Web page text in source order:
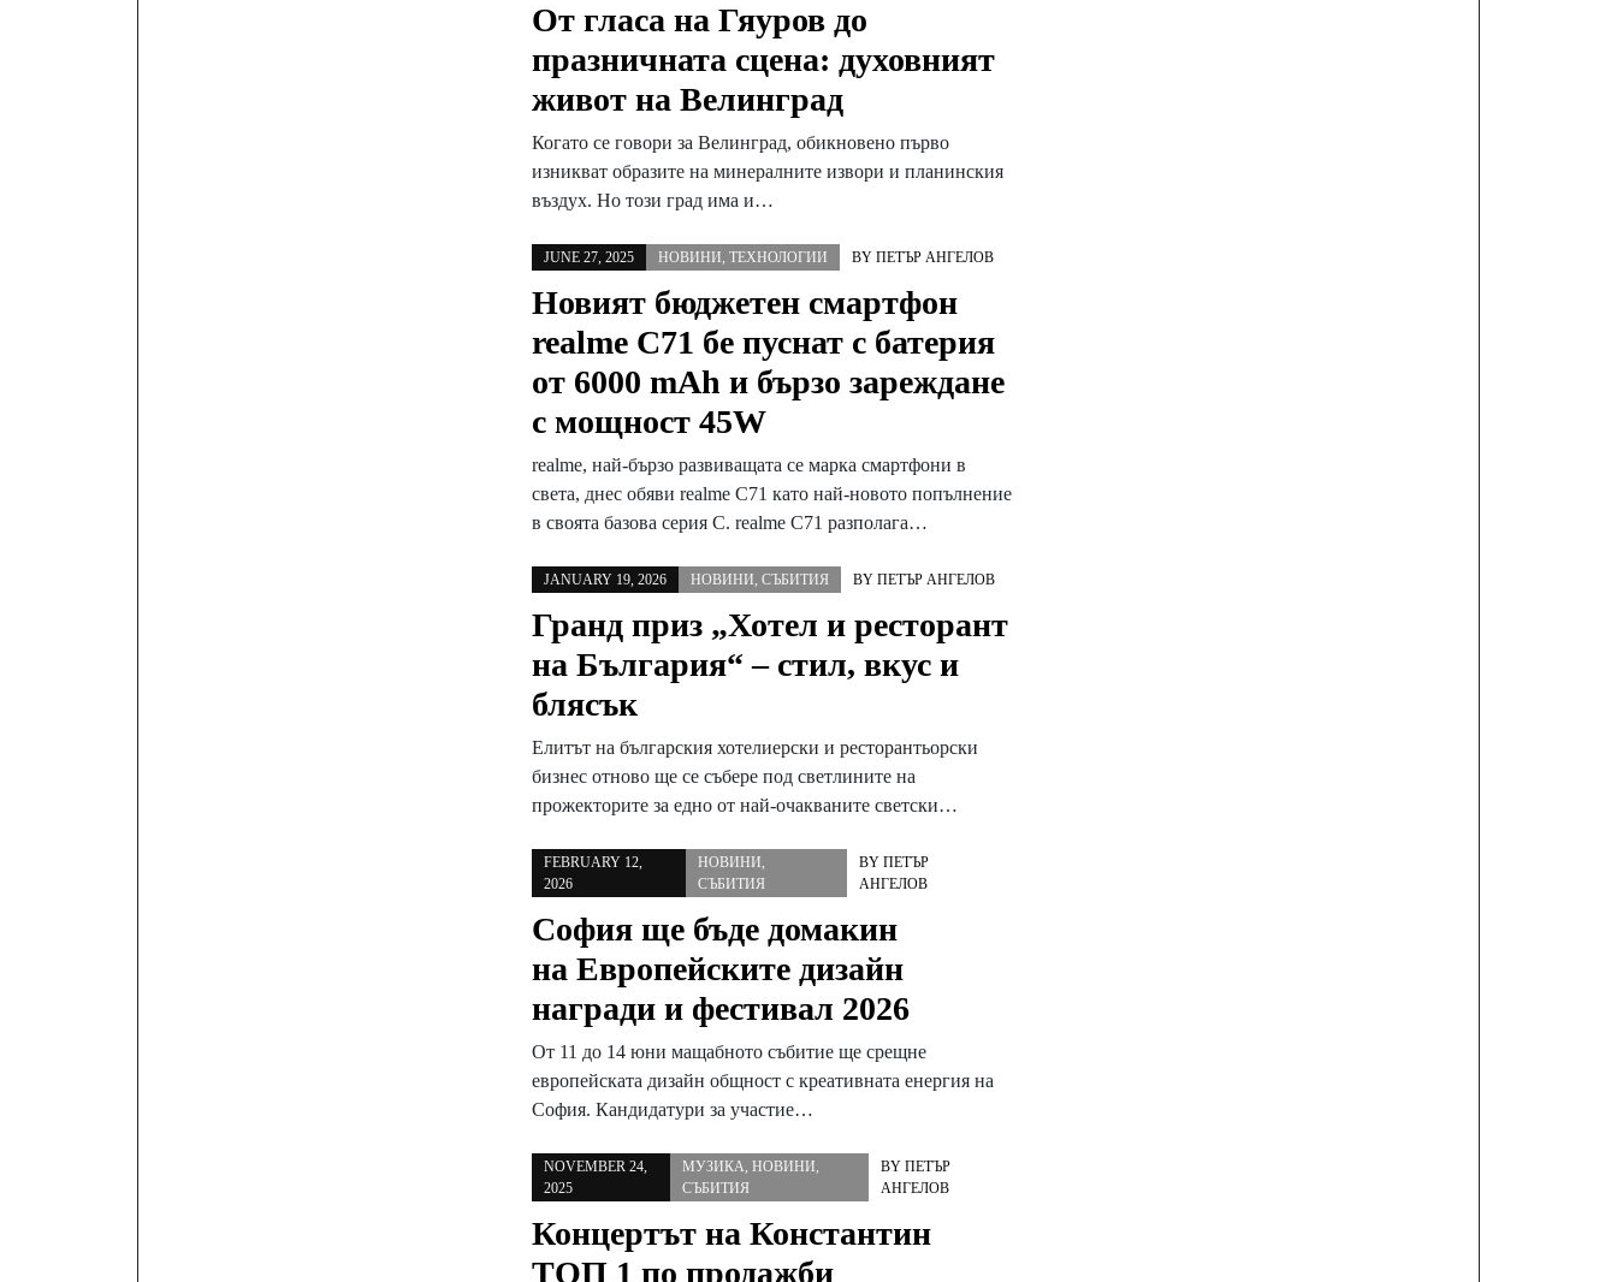
От гласа на Гяуров до
празничната сцена: духовният
живот на Велинград
Когато се говори за Велинград, обикновено първо
изникват образите на минералните извори и планинския
въздух. Но този град има и…
JUNE 27, 2025 НОВИНИ, ТЕХНОЛОГИИ BY ПЕТЪР АНГЕЛОВ
Новият бюджетен смартфон
realme C71 бе пуснат с батерия
от 6000 mAh и бързо зареждане
с мощност 45W
realme, най-бързо развиващата се марка смартфони в
света, днес обяви realme C71 като най-новото попълнение
в своята базова серия C. realme C71 разполага…
JANUARY 19, 2026 НОВИНИ, СЪБИТИЯ BY ПЕТЪР АНГЕЛОВ
Гранд приз „Хотел и ресторант
на България“ – стил, вкус и
блясък
Елитът на българския хотелиерски и ресторантьорски
бизнес отново ще се събере под светлините на
прожекторите за едно от най-очакваните светски…
FEBRUARY 12,
2026
НОВИНИ,
СЪБИТИЯ
BYПЕТЪР
АНГЕЛОВ
София ще бъде домакин
на Европейските дизайн
награди и фестивал 2026
От 11 до 14 юни мащабното събитие ще срещне
европейската дизайн общност с креативната енергия на
София. Кандидатури за участие…
NOVEMBER 24,
2025
МУЗИКА, НОВИНИ,
СЪБИТИЯ
BYПЕТЪР
АНГЕЛОВ
Концертът на Константин
ТОП 1 по продажби